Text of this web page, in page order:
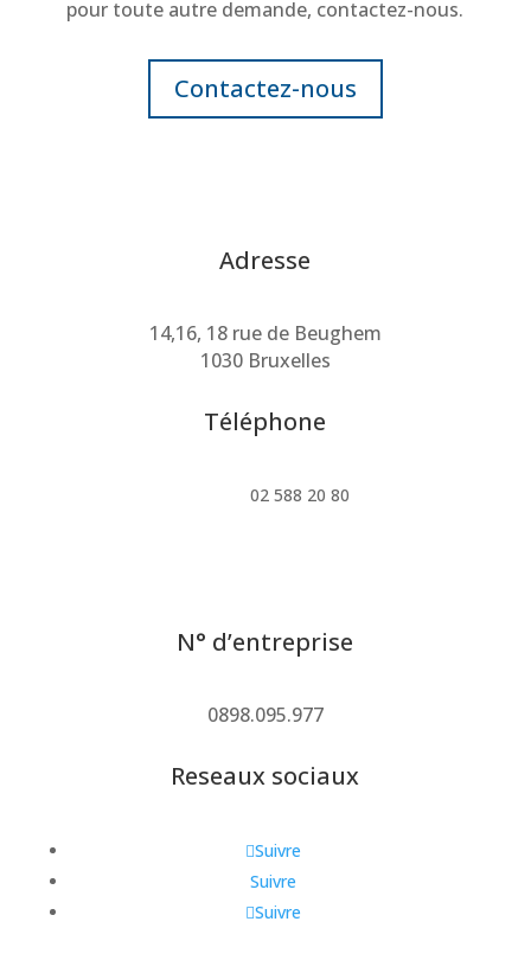
pour toute autre demande, contactez-nous.
Contactez-nous
Adresse
14,16, 18 rue de Beughem
1030 Bruxelles
Téléphone
02 588 20 80
N° d’entreprise
0898.095.977
Reseaux sociaux
Suivre
Suivre
Suivre